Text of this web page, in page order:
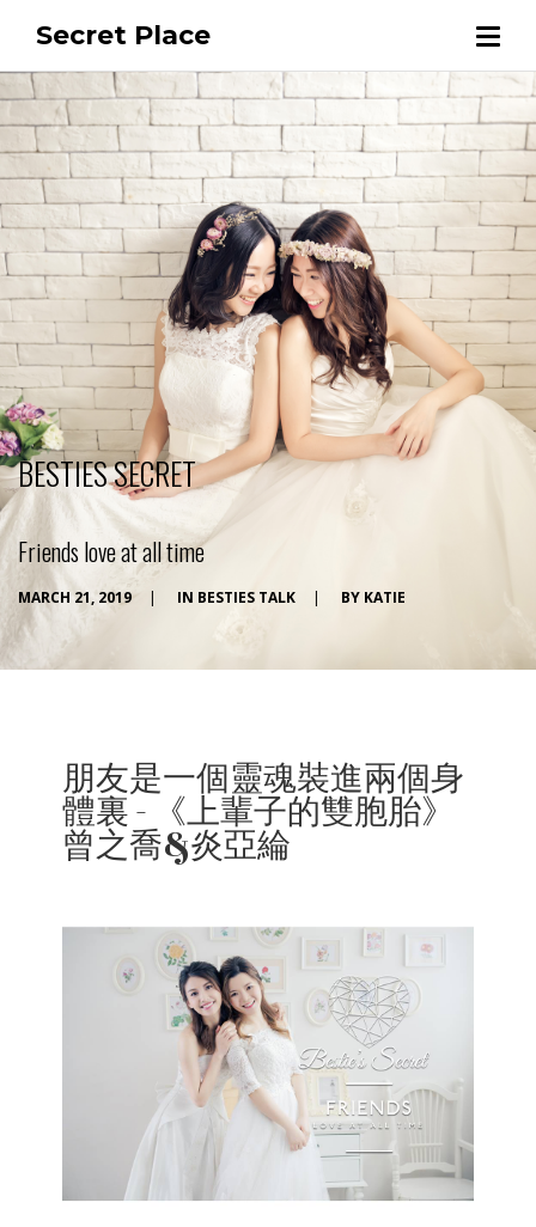
Secret Place
BESTIES SECRET
Friends love at all time
MARCH 21, 2019 | IN BESTIES TALK | BY KATIE
朋友是一個靈魂裝進兩個身
體裏 - 《上輩子的雙胞胎》
曾之喬&炎亞綸